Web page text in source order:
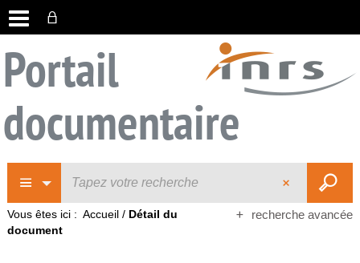
Portail
documentaire
recherche avancée
Vous êtes ici : Accueil / Détail du
document